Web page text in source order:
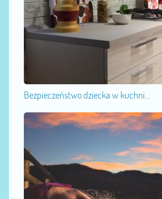
Bezpieczeństwo dziecka w kuchni...